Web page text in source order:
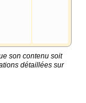
son contenu soit
détaillées sur